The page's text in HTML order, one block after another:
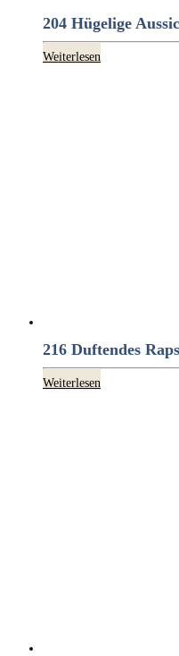
204 Hügelige
Weiterlesen
216 Duftendes
Weiterlesen